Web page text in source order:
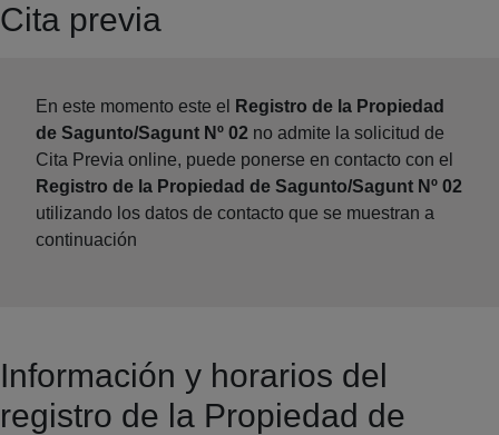
Cita previa
En este momento este el
Registro de la Propiedad
de Sagunto/Sagunt Nº 02 no admite la solicitud de
Cita Previa online, puede ponerse en contacto con el
Registro de la Propiedad de Sagunto/Sagunt Nº 02
utilizando los datos de contacto que se muestran a
continuación
Información y horarios del
registro de la Propiedad de